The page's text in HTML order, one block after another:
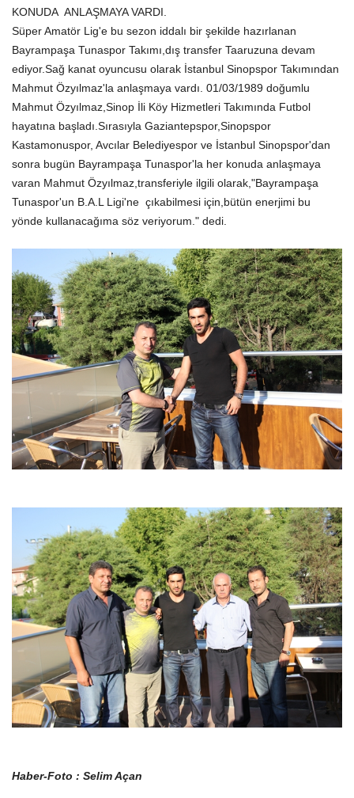
KONUDA ANLAŞMAYA VARDI.
Süper Amatör Lig'e bu sezon iddalı bir şekilde hazırlanan
Bayrampaşa Tunaspor Takımı,dış transfer Taaruzuna devam
ediyor.Sağ kanat oyuncusu olarak İstanbul Sinopspor Takımından
Mahmut Özyılmaz'la anlaşmaya vardı. 01/03/1989 doğumlu
Mahmut Özyılmaz,Sinop İli Köy Hizmetleri Takımında Futbol
hayatına başladı.Sırasıyla Gaziantepspor,Sinopspor
Kastamonuspor, Avcılar Belediyespor ve İstanbul Sinopspor'dan
sonra bugün Bayrampaşa Tunaspor'la her konuda anlaşmaya
varan Mahmut Özyılmaz,transferiyle ilgili olarak,"Bayrampaşa
Tunaspor'un B.A.L Ligi'ne çıkabilmesi için,bütün enerjimi bu
yönde kullanacağıma söz veriyorum." dedi.
Haber-Foto : Selim Açan